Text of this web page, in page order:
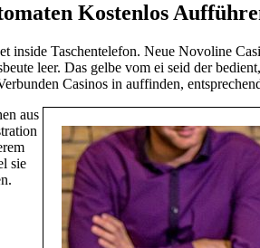
Kostenlos
Taschentelefon. Neue Novoline
leer. Das gelbe vom ei seid der
Casinos in auffinden,
aus
sie